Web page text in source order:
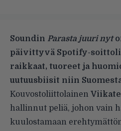
Soundin Parasta juuri nyt
päivittyvä Spotify-
raikkaat, tuoreet ja
uutuusbiisit niin
Kouvostoliittolainen Viikate
hallinnut peliä, johon vain
kuulostamaan